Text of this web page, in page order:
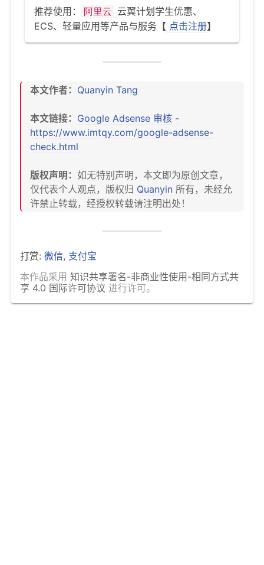
推荐使用： 阿里云 云翼计划学生优惠、
ECS、轻量应用等产品与服务【 点击注册】
本文作者： Quanyin Tang
本文链接： Google Adsense 审核 -
https://www.imtqy.com/google-adsense-
check.html
版权声明： 如无特别声明，本文即为原创文章，
仅代表个人观点，版权归 Quanyin 所有，未经允
许禁止转载，经授权转载请注明出处！
打赏: 微信, 支付宝
本作品采用 知识共享署名-非商业性使用-相同方式共
享 4.0 国际许可协议 进行许可。